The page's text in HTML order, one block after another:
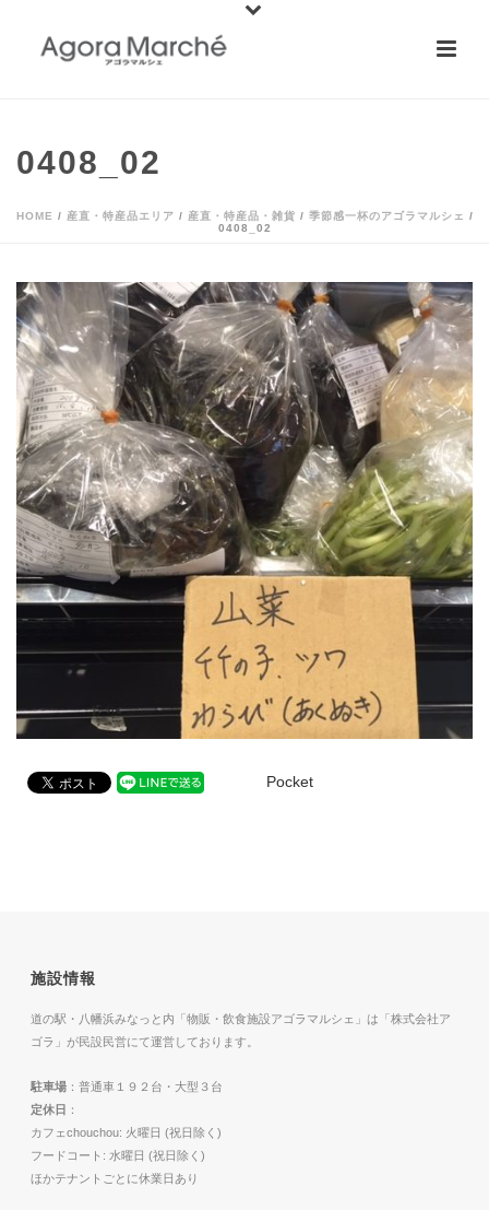
0408_02
HOME / 産直・特産品エリア / 産直・特産品・雑貨 / 季節感一杯のアゴラマルシェ /
0408_02
Pocket
施設情報
道の駅・八幡浜みなっと内「物販・飲食施設アゴラマルシェ」は「株式会社ア
ゴラ」が民設民営にて運営しております。
駐車場 ：普通車１９２台・大型３台
定休日 ：
カフェchouchou: 火曜日 (祝日除く)
フードコート: 水曜日 (祝日除く)
ほかテナントごとに休業日あり